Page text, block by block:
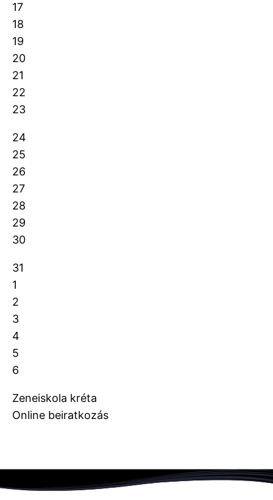
17
18
19
20
21
22
23
24
25
26
27
28
29
30
31
1
2
3
4
5
6
Zeneiskola kréta
Online beiratkozás